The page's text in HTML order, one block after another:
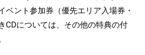
ベント参加券（優先エリア入場券・
CDについては、その他の特典の付